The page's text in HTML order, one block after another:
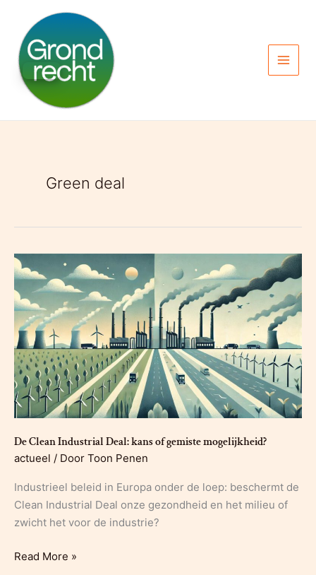
inhoud
Green deal
De Clean Industrial Deal: kans of gemiste mogelijkheid?
actueel / Door Toon Penen
Industrieel beleid in Europa onder de loep: beschermt de
Clean Industrial Deal onze gezondheid en het milieu of
zwicht het voor de industrie?
De
Read More »